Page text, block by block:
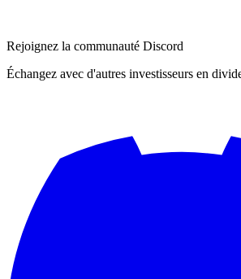
Rejoignez la communauté Discord
Échangez avec d'autres investisseurs en